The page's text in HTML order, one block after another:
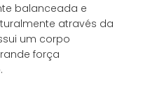
balanceada e
através da
um corpo
força